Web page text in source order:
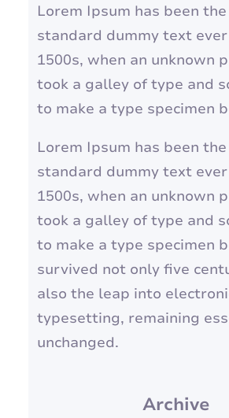
s
a
r
Lorem Ipsum has been
standard dummy text
1500s, when an unknown
took a galley of type and
to make a type specimen
Lorem Ipsum has been
standard dummy text
1500s, when an unknown
took a galley of type and
to make a type specimen
survived not only five
also the leap into
typesetting, remaining
unchanged.
Archive